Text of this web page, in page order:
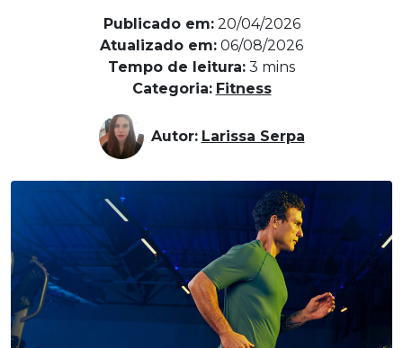
Publicado em: 20/04/2026
Atualizado em: 06/08/2026
Tempo de leitura: 3 mins
Categoria: Fitness
Autor: Larissa Serpa